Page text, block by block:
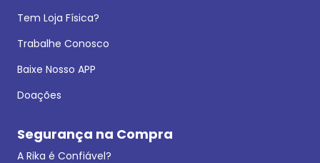
Tem Loja Física?
Trabalhe Conosco
Baixe Nosso APP
Doações
Segurança na Compra
A Rika é Confiável?